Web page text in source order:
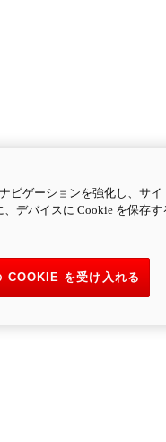
ビゲーションを強化し、サイ
デバイスに Cookie を保存す
COOKIE を受け入れる